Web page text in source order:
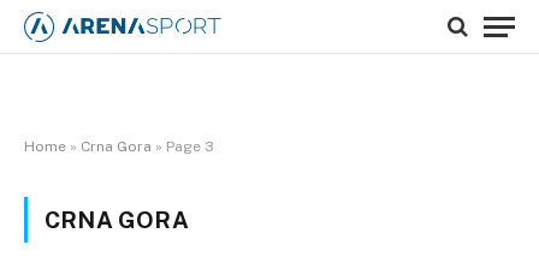
Home » Crna Gora » Page 3
CRNA GORA